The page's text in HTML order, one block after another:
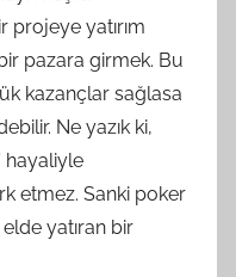
projeye yatırım
pazara girmek. Bu
kazançlar sağlasa
Ne yazık ki,
hayaliyle
etmez. Sanki poker
yatıran bir